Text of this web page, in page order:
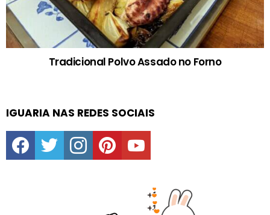
Tradicional Polvo Assado no Forno
IGUARIA NAS REDES SOCIAIS
facebooktwitter instagrampinterestyoutube